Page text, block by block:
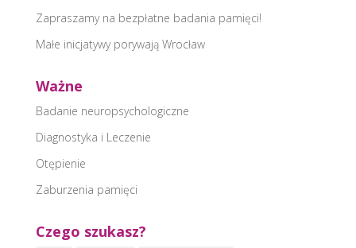
Zapraszamy na bezpłatne badania pamięci!
Małe inicjatywy porywają Wrocław
Ważne
Badanie neuropsychologiczne
Diagnostyka i Leczenie
Otępienie
Zaburzenia pamięci
Czego szukasz?